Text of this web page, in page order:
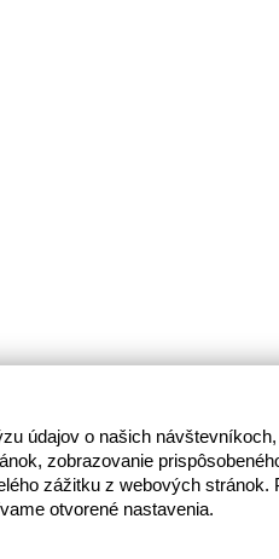
údajov o našich
zobrazovanie
zážitku z webových stránok.
otvorené nastavenia.